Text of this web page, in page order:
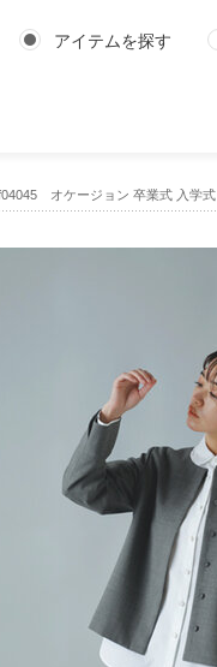
アイテムを探す
オケージョン 卒業式 入学式